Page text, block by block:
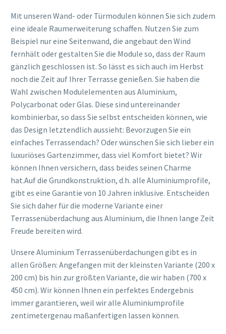
Mit unseren Wand- oder Türmodulen können Sie sich zudem
eine ideale Raumerweiterung schaffen. Nutzen Sie zum
Beispiel nur eine Seitenwand, die angebaut den Wind
fernhält oder gestalten Sie die Module so, dass der Raum
gänzlich geschlossen ist. So lässt es sich auch im Herbst
noch die Zeit auf Ihrer Terrasse genießen. Sie haben die
Wahl zwischen Modulelementen aus Aluminium,
Polycarbonat oder Glas. Diese sind untereinander
kombinierbar, so dass Sie selbst entscheiden können, wie
das Design letztendlich aussieht: Bevorzugen Sie ein
einfaches Terrassendach? Oder wünschen Sie sich lieber ein
luxuriöses Gartenzimmer, dass viel Komfort bietet? Wir
können Ihnen versichern, dass beides seinen Charme
hat.Auf die Grundkonstruktion, d.h. alle Aluminiumprofile,
gibt es eine Garantie von 10 Jahren inklusive. Entscheiden
Sie sich daher für die moderne Variante einer
Terrassenüberdachung aus Aluminium, die Ihnen lange Zeit
Freude bereiten wird.
Unsere Aluminium Terrassenüberdachungen gibt es in
allen Größen: Angefangen mit der kleinsten Variante (200 x
200 cm) bis hin zur größten Variante, die wir haben (700 x
450 cm). Wir können Ihnen ein perfektes Endergebnis
immer garantieren, weil wir alle Aluminiumprofile
zentimetergenau maßanfertigen lassen können.